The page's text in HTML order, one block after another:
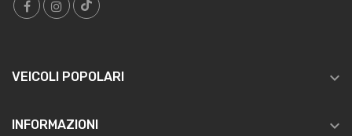
VEICOLI POPOLARI 
INFORMAZIONI 